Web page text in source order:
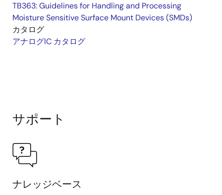
TB363: Guidelines for Handling and Processing
Moisture Sensitive Surface Mount Devices (SMDs)
カタログ
アナログIC カタログ
サポート
ナレッジベース